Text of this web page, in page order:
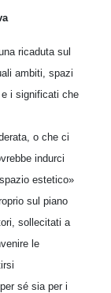
ricaduta sul
ambiti, spazi
i significati che
o che ci
indurci
estetico»
sul piano
sollecitati a
le
sé sia per i